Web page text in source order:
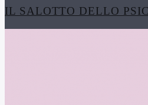
IL SALOTTO DELLO